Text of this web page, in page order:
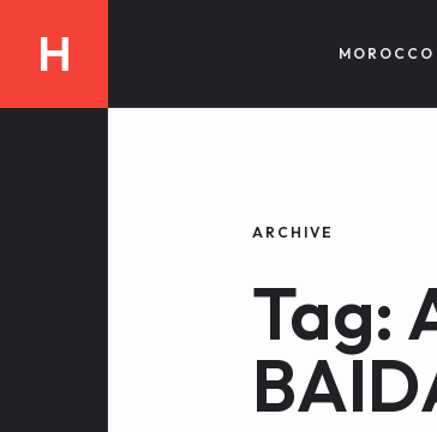
H MOROCCO
ARCHIVE
Tag: